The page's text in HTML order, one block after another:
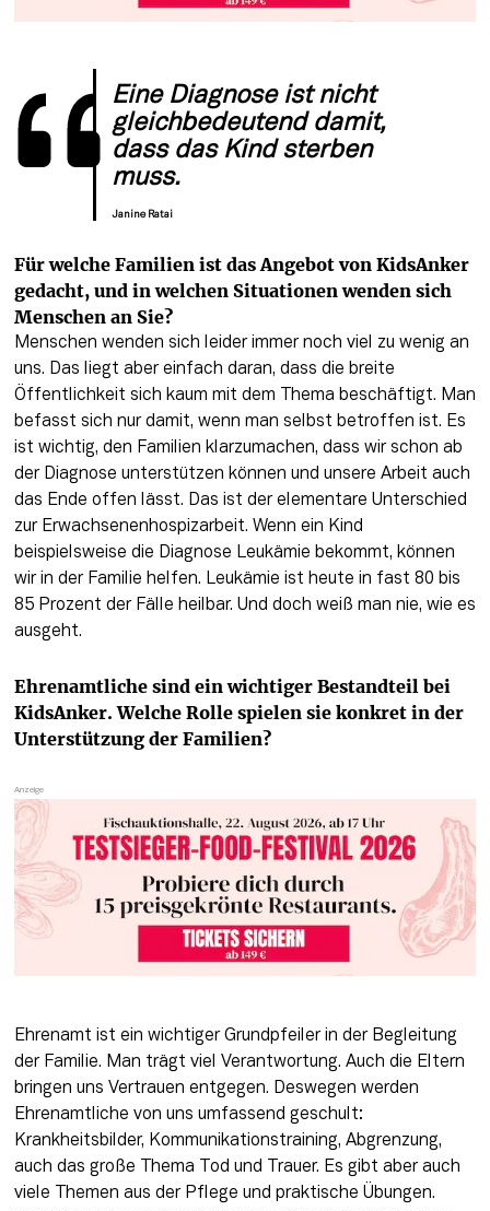
Eine Diagnose ist nicht
gleichbedeutend damit,
dass das Kind sterben
muss.
Janine Ratai
Für welche Familien ist das Angebot von KidsAnker
gedacht, und in welchen Situationen wenden sich
Menschen an Sie?
Menschen wenden sich leider immer noch viel zu wenig an
uns. Das liegt aber einfach daran, dass die breite
Öffentlichkeit sich kaum mit dem Thema beschäftigt. Man
befasst sich nur damit, wenn man selbst betroffen ist. Es
ist wichtig, den Familien klarzumachen, dass wir schon ab
der Diagnose unterstützen können und unsere Arbeit auch
das Ende offen lässt. Das ist der elementare Unterschied
zur Erwachsenenhospizarbeit. Wenn ein Kind
beispielsweise die Diagnose Leukämie bekommt, können
wir in der Familie helfen. Leukämie ist heute in fast 80 bis
85 Prozent der Fälle heilbar. Und doch weiß man nie, wie es
ausgeht.
Ehrenamtliche sind ein wichtiger Bestandteil bei
KidsAnker. Welche Rolle spielen sie konkret in der
Unterstützung der Familien?
Ehrenamt ist ein wichtiger Grundpfeiler in der Begleitung
der Familie. Man trägt viel Verantwortung. Auch die Eltern
bringen uns Vertrauen entgegen. Deswegen werden
Ehrenamtliche von uns umfassend geschult:
Krankheitsbilder, Kommunikationstraining, Abgrenzung,
auch das große Thema Tod und Trauer. Es gibt aber auch
viele Themen aus der Pflege und praktische Übungen.